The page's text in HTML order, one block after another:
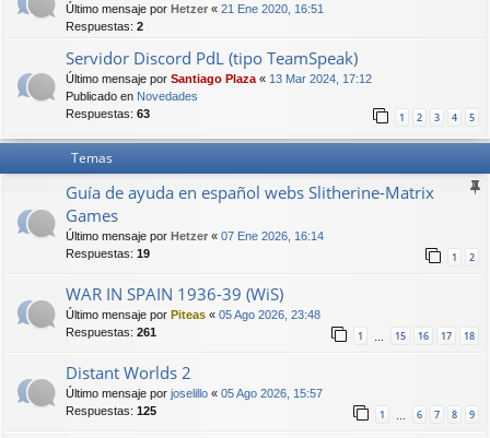
Último mensaje por Hetzer « 21 Ene 2020, 16:51
Respuestas: 2
Servidor Discord PdL (tipo TeamSpeak)
Último mensaje por Santiago Plaza « 13 Mar 2024, 17:12
Publicado en Novedades
Respuestas: 63 1 2 3 4 5
Temas
Guía de ayuda en español webs Slitherine-Matrix
Games
Último mensaje por Hetzer « 07 Ene 2026, 16:14
Respuestas: 19 1 2
WAR IN SPAIN 1936-39 (WiS)
Último mensaje por Piteas « 05 Ago 2026, 23:48
Respuestas: 261 1 15 16 17 18
Distant Worlds 2
Último mensaje por joselillo « 05 Ago 2026, 15:57
Respuestas: 125 1 6 7 8 9